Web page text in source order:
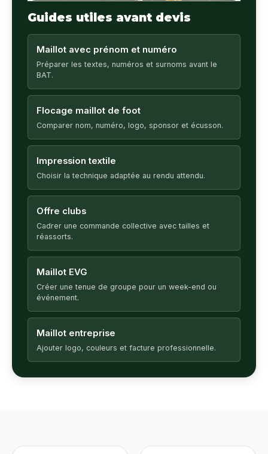
Guides utiles avant devis
Maillot avec prénom et numéro
Préparer les textes, numéros et surnoms avant le
BAT.
Flocage maillot de foot
Comparer nom, numéro, logo, sponsor et écusson.
Impression textile
Choisir la technique adaptée au rendu attendu.
Offre clubs
Cadrer une commande collective avec tailles et
réassorts.
Maillot EVG
Créer une tenue de groupe pour un week-end ou
événement.
Maillot entreprise
Ajouter logo, couleurs et facture professionnelle.